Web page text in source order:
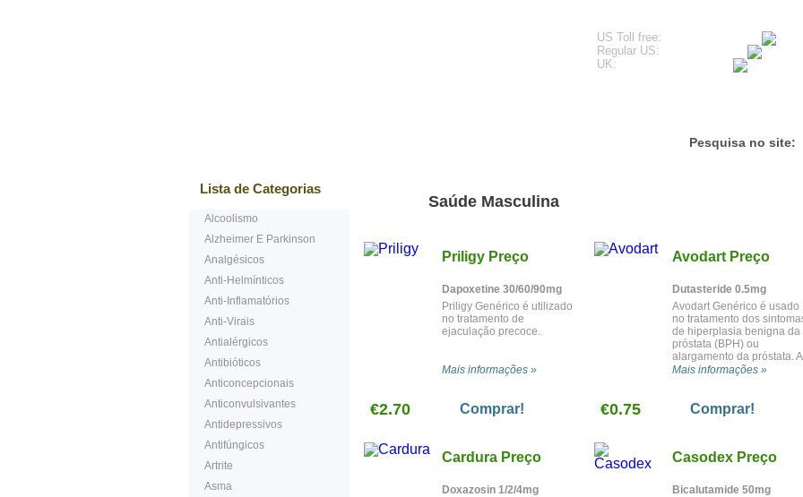
US Toll free:
Regular US:
UK:
Pesquisa no site:
Lista de Categorias
Alcoolismo
Alzheimer E Parkinson
Analgésicos
Anti-Helmínticos
Anti-Inflamatórios
Anti-Virais
Antialérgicos
Antibióticos
Anticoncepcionais
Anticonvulsivantes
Antidepressivos
Antifúngicos
Artrite
Asma
Saúde Masculina
Priligy Preço
Dapoxetine 30/60/90mg
Priligy Genérico é utilizado
no tratamento de
ejaculação precoce.
Mais informações »
€2.70 Comprar!
Cardura Preço
Doxazosin 1/2/4mg
Avodart Preço
Dutasteride 0.5mg
Avodart Genérico é usado
no tratamento dos
de hiperplasia benigna da
próstata (BPH) ou
alargamento da próstata. A
sua actuação ajuda
necessidade de operação
Mais informações »
€0.75 Comprar!
Casodex Preço
Bicalutamide 50mg